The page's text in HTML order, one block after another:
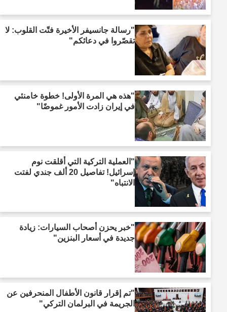
"رسالة جانسيفر الأخيرة فتّت القلوب: لا
تقصّروا في دعائكم"
"هذه هي المرة الأولى! خطوة خامنئي
في إيران زادت الأمور غموضًا"
"العملية التركية التي أقلقت نوم
إسرائيل! تفاصيل 20 ألف جندي لفتت
الانتباه"
"خبر يحزن أصحاب السيارات: زيادة
جديدة في أسعار البنزين"
"تم إقرار قانون الأطفال المنحرفين عن
الجريمة في البرلمان التركي"